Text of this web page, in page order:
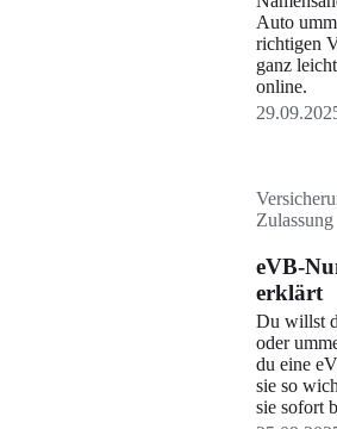
Auto
richtigen
ganz
online.
Zulassung
eVB-
erklärt
Du willst
oder
du eine
sie so
sie sofort